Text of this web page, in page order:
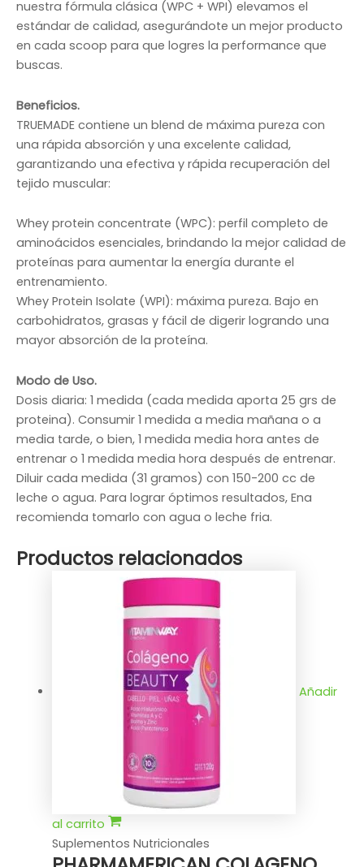
nuestra fórmula clásica (WPC + WPI) elevamos el
estándar de calidad, asegurándote un mejor producto
en cada scoop para que logres la performance que
buscas.
Beneficios.
TRUEMADE contiene un blend de máxima pureza con
una rápida absorción y una excelente calidad,
garantizando una efectiva y rápida recuperación del
tejido muscular:
Whey protein concentrate (WPC): perfil completo de
aminoácidos esenciales, brindando la mejor calidad de
proteínas para aumentar la energía durante el
entrenamiento.
Whey Protein Isolate (WPI): máxima pureza. Bajo en
carbohidratos, grasas y fácil de digerir logrando una
mayor absorción de la proteína.
Modo de Uso.
Dosis diaria: 1 medida (cada medida aporta 25 grs de
proteina). Consumir 1 medida a media mañana o a
media tarde, o bien, 1 medida media hora antes de
entrenar o 1 medida media hora después de entrenar.
Diluir cada medida (31 gramos) con 150-200 cc de
leche o agua. Para lograr óptimos resultados, Ena
recomienda tomarlo con agua o leche fria.
Productos relacionados
Añadir
al carrito
Suplementos Nutricionales